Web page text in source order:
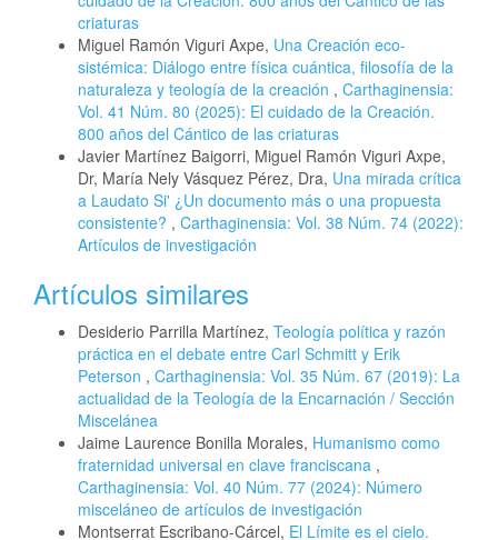
criaturas
Miguel Ramón Viguri Axpe, Una Creación eco-
sistémica: Diálogo entre física cuántica, filosofía de la
naturaleza y teología de la creación , Carthaginensia:
Vol. 41 Núm. 80 (2025): El cuidado de la Creación.
800 años del Cántico de las criaturas
Javier Martínez Baigorri, Miguel Ramón Viguri Axpe,
Dr, María Nely Vásquez Pérez, Dra, Una mirada crítica
a Laudato Si' ¿Un documento más o una propuesta
consistente? , Carthaginensia: Vol. 38 Núm. 74 (2022):
Artículos de investigación
Artículos similares
Desiderio Parrilla Martínez, Teología política y razón
práctica en el debate entre Carl Schmitt y Erik
Peterson , Carthaginensia: Vol. 35 Núm. 67 (2019): La
actualidad de la Teología de la Encarnación / Sección
Miscelánea
Jaime Laurence Bonilla Morales, Humanismo como
fraternidad universal en clave franciscana ,
Carthaginensia: Vol. 40 Núm. 77 (2024): Número
misceláneo de artículos de investigación
Montserrat Escribano-Cárcel, El Límite es el cielo.